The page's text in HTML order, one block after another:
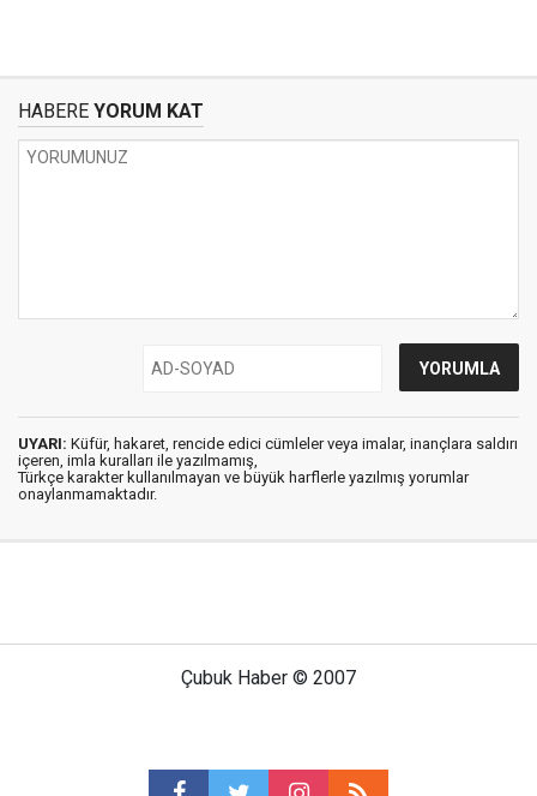
HABERE YORUM KAT
UYARI: Küfür, hakaret, rencide edici cümleler veya imalar, inançlara saldırı
içeren, imla kuralları ile yazılmamış,
Türkçe karakter kullanılmayan ve büyük harflerle yazılmış yorumlar
onaylanmamaktadır.
Çubuk Haber © 2007